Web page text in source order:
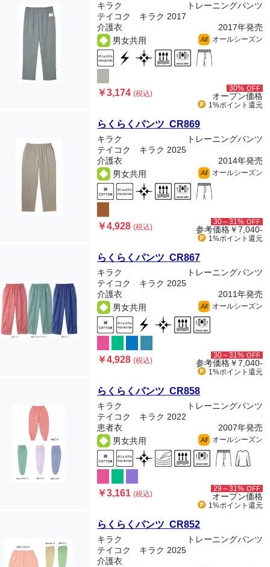
キラク
トレーニングパンツ
テイコク キラク 2017
介護衣
2017年発売
男女共用
All オールシーズン
￥3,174(税込)
30% OFF
オープン価格
1%ポイント 還元
らくらくパンツ CR869
キラク
トレーニングパンツ
テイコク キラク 2025
介護衣
2014年発売
男女共用
All オールシーズン
￥4,928(税込)
30～31% OFF
参考価格￥7,040-
1%ポイント 還元
らくらくパンツ CR867
キラク
トレーニングパンツ
テイコク キラク 2025
介護衣
2011年発売
男女共用
All オールシーズン
￥4,928(税込)
30～31% OFF
参考価格￥7,040-
1%ポイント 還元
らくらくパンツ CR858
キラク
トレーニングパンツ
テイコク キラク 2022
患者衣
2007年発売
男女共用
All オールシーズン
￥3,161(税込)
29～31% OFF
オープン価格
1%ポイント 還元
らくらくパンツ CR852
キラク
トレーニングパンツ
テイコク キラク 2025
介護衣